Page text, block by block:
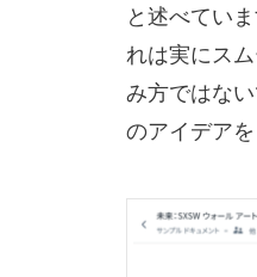
と述べてい
れは実にス
み方ではな
のアイデア